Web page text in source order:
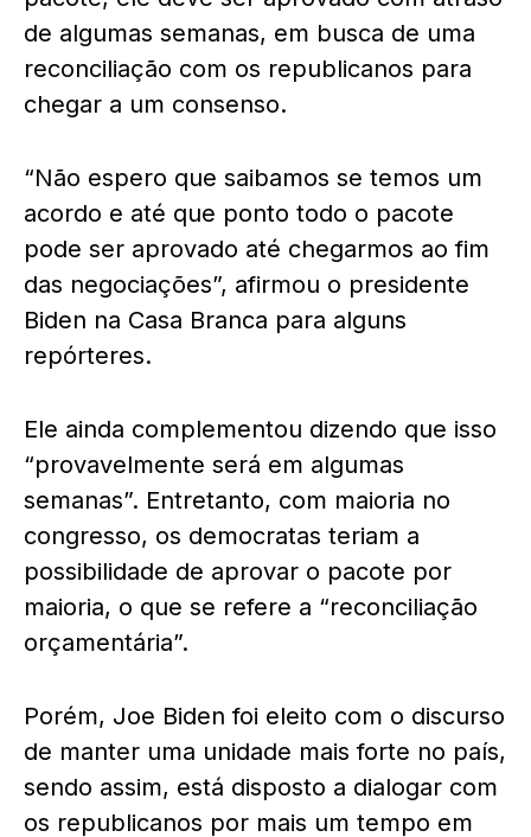
de algumas semanas, em busca de uma
reconciliação com os republicanos para
chegar a um consenso.
“Não espero que saibamos se temos um
acordo e até que ponto todo o pacote
pode ser aprovado até chegarmos ao fim
das negociações”, afirmou o presidente
Biden na Casa Branca para alguns
repórteres.
Ele ainda complementou dizendo que isso
“provavelmente será em algumas
semanas”. Entretanto, com maioria no
congresso, os democratas teriam a
possibilidade de aprovar o pacote por
maioria, o que se refere a “reconciliação
orçamentária”.
Porém, Joe Biden foi eleito com o discurso
de manter uma unidade mais forte no país,
sendo assim, está disposto a dialogar com
os republicanos por mais um tempo em